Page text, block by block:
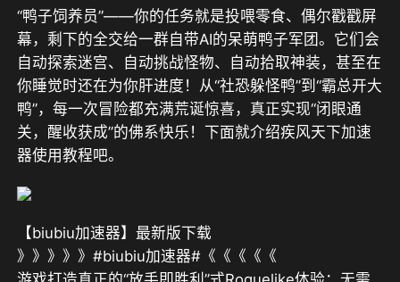
“鸭子饲养员”——你的任务就是投喂零食、偶尔戳戳屏
幕，剩下的全交给一群自带AI的呆萌鸭子军团。它们会
自动探索迷宫、自动挑战怪物、自动拾取神装，甚至在
你睡觉时还在为你肝进度！从“社恐躲怪鸭”到“霸总开大
鸭”，每一次冒险都充满荒诞惊喜，真正实现“闭眼通
关，醒收获成”的佛系快乐 ！下面就介绍疾风天下加速
器使用教程吧。
【biubiu加速器】最新版下载
》》》》》#biubiu加速器#《《《《《